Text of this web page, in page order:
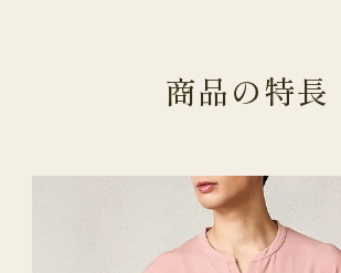
商品の特長